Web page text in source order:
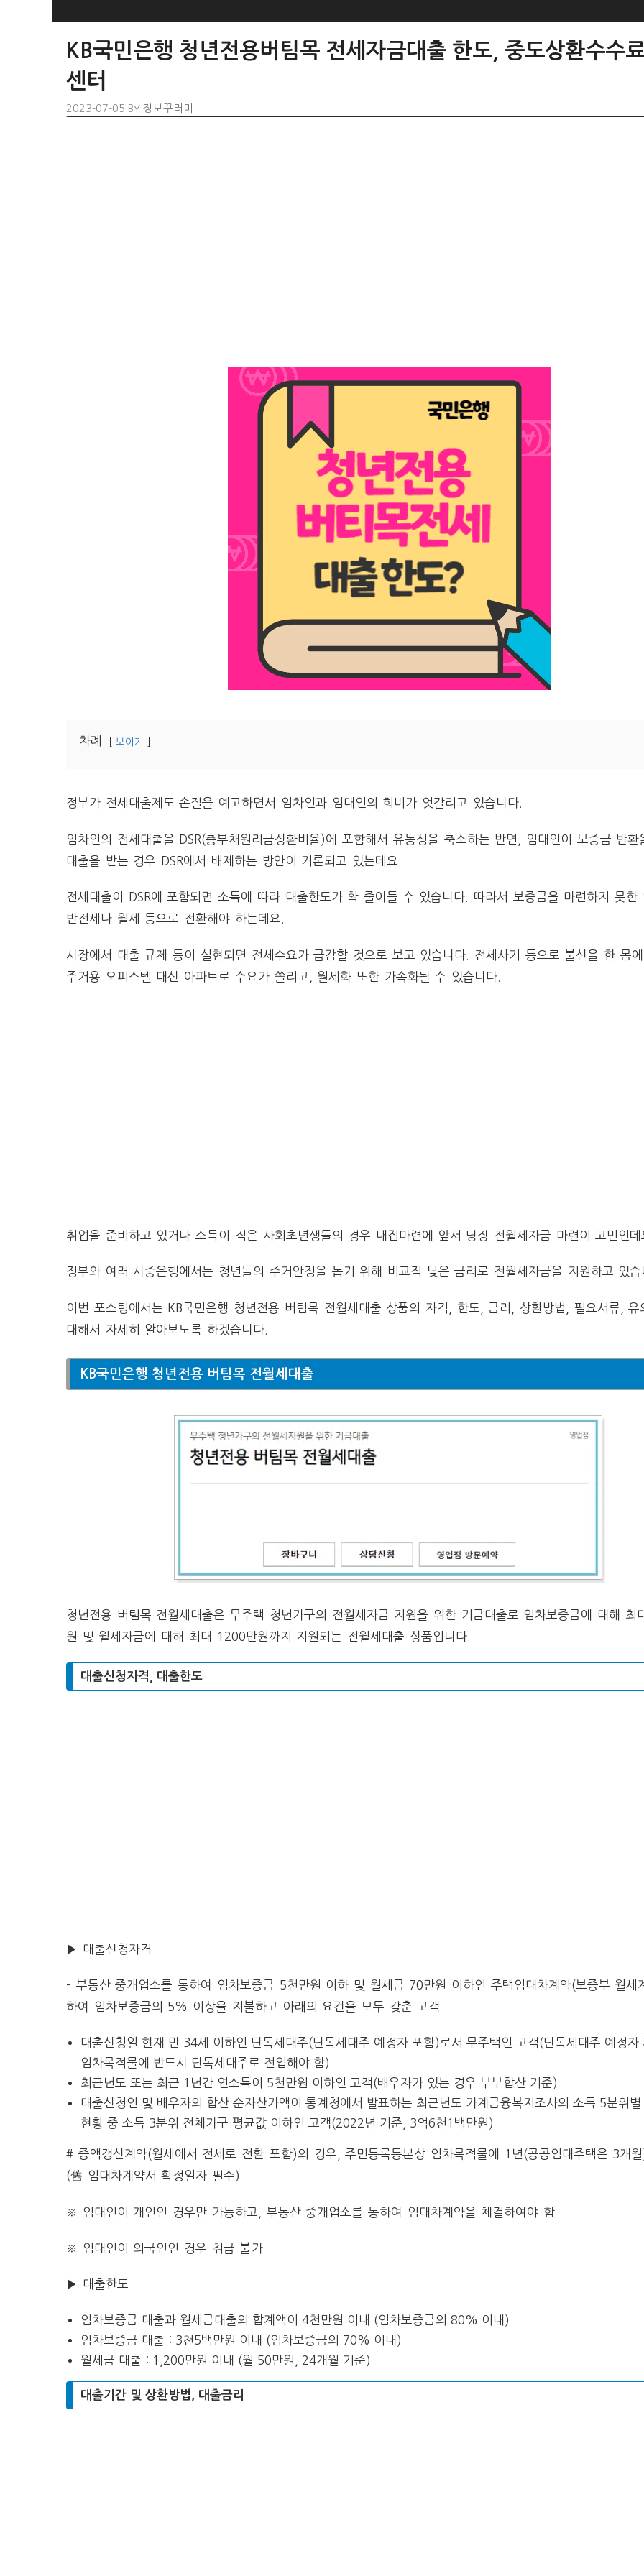
KB국민은행 청년전용버팀목 전세자금대출 한도, 중도상환수수
센터
2023-07-05 BY 정보꾸러미
차례 보이기
정부가 전세대출제도 손질을 예고하면서 임차인과 임대인의 희비가 엇갈리고 있습니다.
임차인의 전세대출을 DSR(총부채원리금상환비율)에 포함해서 유동성을 축소하는 반면, 임대인이 보증금 반환
대출을 받는 경우 DSR에서 배제하는 방안이 거론되고 있는데요.
전세대출이 DSR에 포함되면 소득에 따라 대출한도가 확 줄어들 수 있습니다. 따라서 보증금을 마련하지 못한
반전세나 월세 등으로 전환해야 하는데요.
시장에서 대출 규제 등이 실현되면 전세수요가 급감할 것으로 보고 있습니다. 전세사기 등으로 불신을 한 몸
주거용 오피스텔 대신 아파트로 수요가 쏠리고, 월세화 또한 가속화될 수 있습니다.
취업을 준비하고 있거나 소득이 적은 사회초년생들의 경우 내집마련에 앞서 당장 전월세자금 마련이 고민인데
정부와 여러 시중은행에서는 청년들의 주거안정을 돕기 위해 비교적 낮은 금리로 전월세자금을 지원하고 있습
이번 포스팅에서는 KB국민은행 청년전용 버팀목 전월세대출 상품의 자격, 한도, 금리, 상환방법, 필요서류, 유
대해서 자세히 알아보도록 하겠습니다.
KB국민은행 청년전용 버팀목 전월세대출
청년전용 버팀목 전월세대출은 무주택 청년가구의 전월세자금 지원을 위한 기금대출로 임차보증금에 대해 최
원 및 월세자금에 대해 최대 1200만원까지 지원되는 전월세대출 상품입니다.
대출신청자격, 대출한도
▶ 대출신청자격
– 부동산 중개업소를 통하여 임차보증금 5천만원 이하 및 월세금 70만원 이하인 주택임대차계약(보증부 월세
하여 임차보증금의 5% 이상을 지불하고 아래의 요건을 모두 갖춘 고객
대출신청일 현재 만 34세 이하인 단독세대주(단독세대주 예정자 포함)로서 무주택인 고객(단독세대주 예정자
임차목적물에 반드시 단독세대주로 전입해야 함)
최근년도 또는 최근 1년간 연소득이 5천만원 이하인 고객(배우자가 있는 경우 부부합산 기준)
대출신청인 및 배우자의 합산 순자산가액이 통계청에서 발표하는 최근년도 가계금융복지조사의 소득 5분위별
현황 중 소득 3분위 전체가구 평균값 이하인 고객(2022년 기준, 3억6천1백만원)
# 증액갱신계약(월세에서 전세로 전환 포함)의 경우, 주민등록등본상 임차목적물에 1년(공공임대주택은 3개
(舊 임대차계약서 확정일자 필수)
※ 임대인이 개인인 경우만 가능하고, 부동산 중개업소를 통하여 임대차계약을 체결하여야 함
※ 임대인이 외국인인 경우 취급 불가
▶ 대출한도
임차보증금 대출과 월세금대출의 합계액이 4천만원 이내 (임차보증금의 80% 이내)
임차보증금 대출 : 3천5백만원 이내 (임차보증금의 70% 이내)
월세금 대출 : 1,200만원 이내 (월 50만원, 24개월 기준)
대출기간 및 상환방법, 대출금리